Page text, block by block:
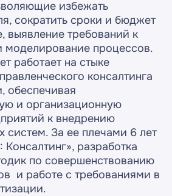
избежать
сократить сроки и бюджет
выявление требований к
моделирование процессов.
работает на стыке
консалтинга
обеспечивая
и организационную
к внедрению
систем. За ее плечами 6 лет
Консалтинг», разработка
по совершенствованию
и работе с требованиями в